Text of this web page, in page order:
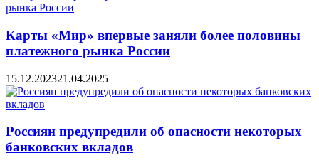
Карты «Мир» впервые заняли более половины
платежного рынка России
15.12.202321.04.2025
Россиян предупредили об опасности некоторых
банковских вкладов